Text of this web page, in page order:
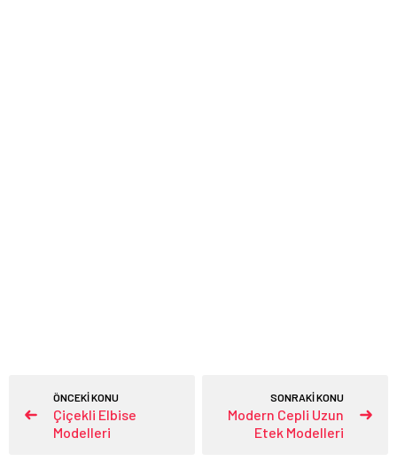
ÖNCEKİ KONU
Çiçekli Elbise
Modelleri
SONRAKİ KONU
Modern Cepli Uzun
Etek Modelleri